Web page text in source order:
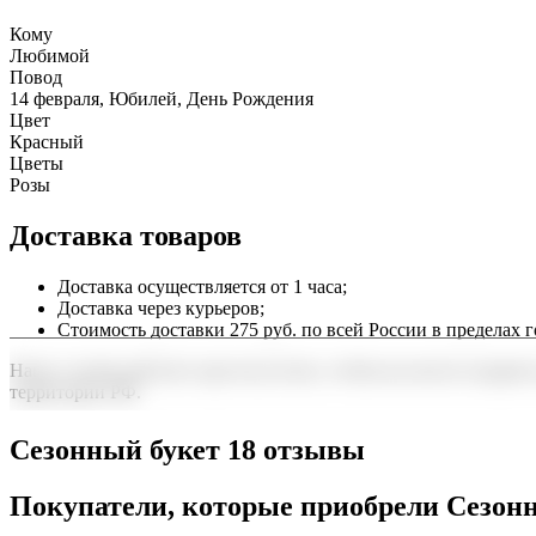
Кому
Любимой
Повод
14 февраля, Юбилей, День Рождения
Цвет
Красный
Цветы
Розы
Доставка товаров
Доставка осуществляется от 1 часа;
Доставка через курьеров;
Стоимость доставки 275 руб. по всей России в пределах
Наша служба работает круглосуточно, чтобы вы могли
территории РФ.
точность до минуты. Выбирайте, где купить и сколько стоит
Сезонный букет 18 отзывы
Покупатели, которые приобрели